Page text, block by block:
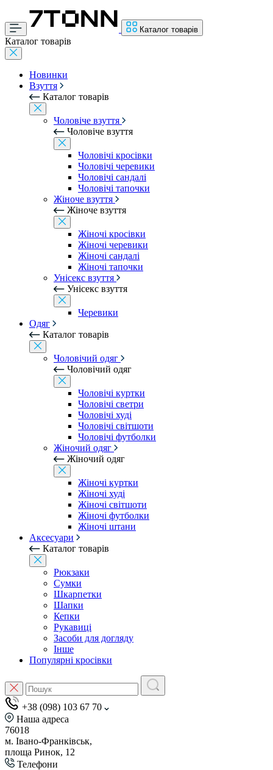
Каталог товарів
Каталог товарів
Новинки
Взуття
Каталог товарів
Чоловіче взуття
Чоловіче взуття
Чоловічі кросівки
Чоловічі черевики
Чоловічі сандалі
Чоловічі тапочки
Жіноче взуття
Жіноче взуття
Жіночі кросівки
Жіночі черевики
Жіночі сандалі
Жіночі тапочки
Унісекс взуття
Унісекс взуття
Черевики
Одяг
Каталог товарів
Чоловічий одяг
Чоловічий одяг
Чоловічі куртки
Чоловічі светри
Чоловічі худі
Чоловічі світшоти
Чоловічі футболки
Жіночий одяг
Жіночий одяг
Жіночі куртки
Жіночі худі
Жіночі світшоти
Жіночі футболки
Жіночі штани
Аксесуари
Каталог товарів
Рюкзаки
Сумки
Шкарпетки
Шапки
Кепки
Рукавиці
Засоби для догляду
Інше
Популярні кросівки
+38 (098) 103 67 70
Наша адреса
76018
м. Івано-Франківськ,
площа Ринок, 12
Телефони